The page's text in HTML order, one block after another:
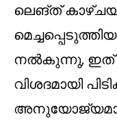
ലെങ്ത്
നൽകുന്നു, ഇത്
വിശദമായി